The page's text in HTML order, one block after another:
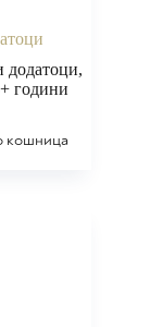
додатоци,
години
кошница